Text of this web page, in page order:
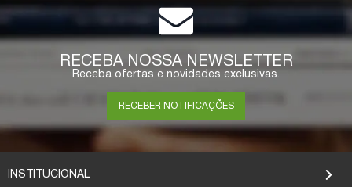
COMPRAR
RECEBA NOSSA NEWSLETTER
Receba ofertas e novidades exclusivas.
RECEBER NOTIFICAÇÕES
INSTITUCIONAL